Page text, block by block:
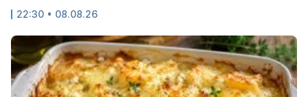
22:30 • 08.08.26